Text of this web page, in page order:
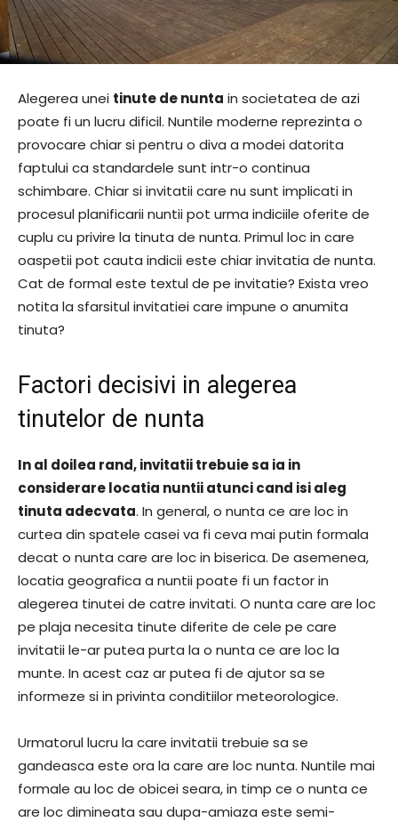
Alegerea unei tinute de nunta in societatea de azi
poate fi un lucru dificil. Nuntile moderne reprezinta o
provocare chiar si pentru o diva a modei datorita
faptului ca standardele sunt intr-o continua
schimbare. Chiar si invitatii care nu sunt implicati in
procesul planificarii nuntii pot urma indiciile oferite de
cuplu cu privire la tinuta de nunta. Primul loc in care
oaspetii pot cauta indicii este chiar invitatia de nunta.
Cat de formal este textul de pe invitatie? Exista vreo
notita la sfarsitul invitatiei care impune o anumita
tinuta?
Factori decisivi in alegerea
tinutelor de nunta
In al doilea rand, invitatii trebuie sa ia in
considerare locatia nuntii atunci cand isi aleg
tinuta adecvata. In general, o nunta ce are loc in
curtea din spatele casei va fi ceva mai putin formala
decat o nunta care are loc in biserica. De asemenea,
locatia geografica a nuntii poate fi un factor in
alegerea tinutei de catre invitati. O nunta care are loc
pe plaja necesita tinute diferite de cele pe care
invitatii le-ar putea purta la o nunta ce are loc la
munte. In acest caz ar putea fi de ajutor sa se
informeze si in privinta conditiilor meteorologice.
Urmatorul lucru la care invitatii trebuie sa se
gandeasca este ora la care are loc nunta. Nuntile mai
formale au loc de obicei seara, in timp ce o nunta ce
are loc dimineata sau dupa-amiaza este semi-